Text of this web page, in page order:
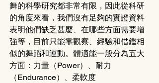
舞的科學研究都非常有限，因此從科研
的角度來看，我們沒有足夠的實證資料
表明他們缺乏甚麼、在哪些方面需要增
強等，目前只能靠觀察、經驗和借鑑相
似的舞蹈和運動。體適能一般分為五大
方面：力量（Power）、耐力
（Endurance）、柔軟度